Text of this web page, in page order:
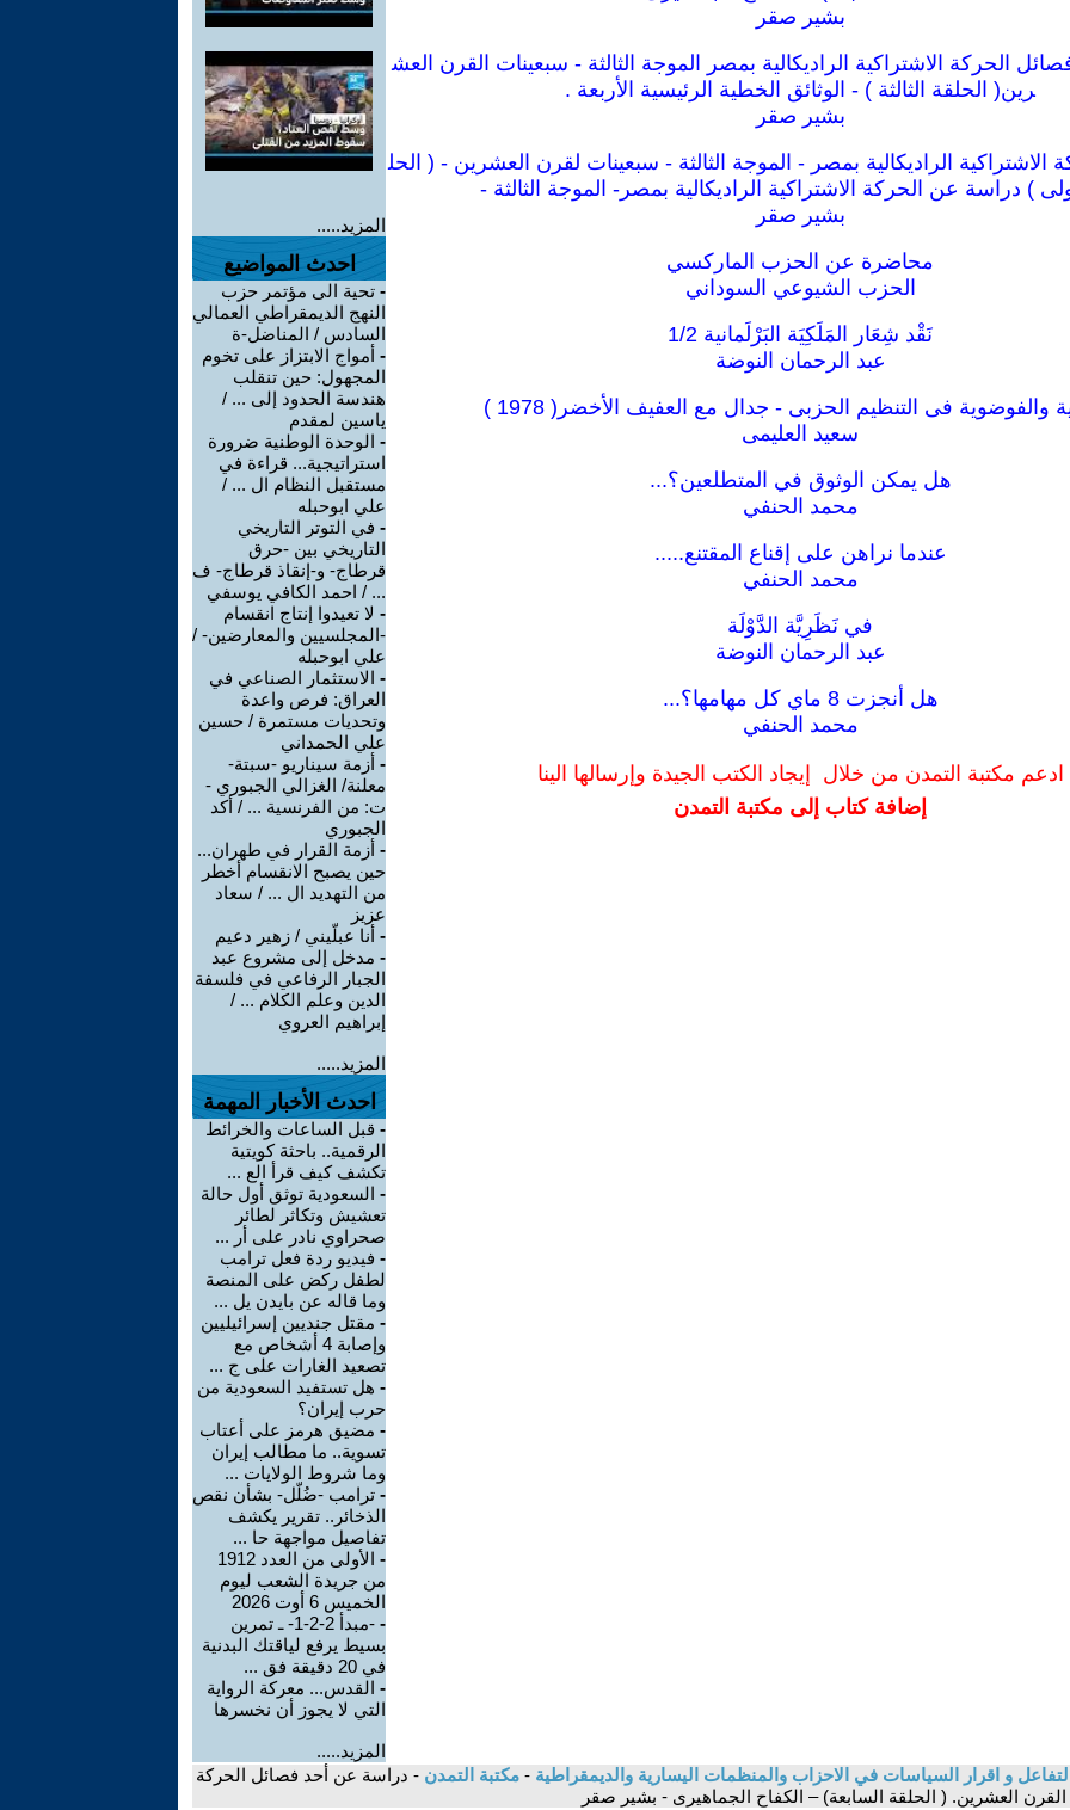
بشير صقر
الحركة الاشتراكية الراديكالية بمصر الموجة الثالثة - سبعينات القرن العش
رين( الحلقة الثالثة ) - الوثائق الخطية الرئيسية الأربعة .
بشير صقر
الراديكالية بمصر - الموجة الثالثة - سبعينات لقرن العشرين - ( الحل
) دراسة عن الحركة الاشتراكية الراديكالية بمصر- الموجة الثالثة -
بشير صقر
محاضرة عن الحزب الماركسي
الحزب الشيوعي السوداني
نَقْد شِعَار المَلَكِيَة البَرْلَمانية 1/2
عبد الرحمان النوضة
والفوضوية فى التنظيم الحزبى - جدال مع العفيف الأخضر( 1978 )
سعيد العليمى
هل يمكن الوثوق في المتطلعين؟...
محمد الحنفي
عندما نراهن على إقناع المقتنع.....
محمد الحنفي
في نَظَرِيَّة الدَّوْلَة
عبد الرحمان النوضة
هل أنجزت 8 ماي كل مهامها؟...
محمد الحنفي
ادعم مكتبة التمدن من خلال إيجاد الكتب الجيدة وإرسالها الينا
إضافة كتاب إلى مكتبة التمدن
المزيد.....
احدث المواضيع
- تحية الى مؤتمر حزب
النهج الديمقراطي العمالي
السادس / المناضل-ة
- أمواج الابتزاز على تخوم
المجهول: حين تنقلب
هندسة الحدود إلى ... /
ياسين لمقدم
- الوحدة الوطنية ضرورة
استراتيجية... قراءة في
مستقبل النظام ال ... /
علي ابوحبله
- في التوتر التاريخي
التاريخي بين -حرق
قرطاج- و-إنقاذ قرطاج- ف
... / احمد الكافي يوسفي
- لا تعيدوا إنتاج انقسام
-المجلسيين والمعارضين- /
علي ابوحبله
- الاستثمار الصناعي في
العراق: فرص واعدة
وتحديات مستمرة / حسين
علي الحمداني
- أزمة سيناريو -سبتة-
معلنة/ الغزالي الجبوري -
ت: من الفرنسية ... / أكد
الجبوري
- أزمة القرار في طهران...
حين يصبح الانقسام أخطر
من التهديد ال ... / سعاد
عزيز
- أنا عبلّيني / زهير دعيم
- مدخل إلى مشروع عبد
الجبار الرفاعي في فلسفة
الدين وعلم الكلام ... /
إبراهيم العروي
المزيد.....
احدث الأخبار المهمة
- قبل الساعات والخرائط
الرقمية.. باحثة كويتية
تكشف كيف قرأ الع ...
- السعودية توثق أول حالة
تعشيش وتكاثر لطائر
صحراوي نادر على أر ...
- فيديو ردة فعل ترامب
لطفل ركض على المنصة
وما قاله عن بايدن يل ...
- مقتل جنديين إسرائيليين
وإصابة 4 أشخاص مع
تصعيد الغارات على ج ...
- هل تستفيد السعودية من
حرب إيران؟
- مضيق هرمز على أعتاب
تسوية.. ما مطالب إيران
وما شروط الولايات ...
- ترامب -ضُلّل- بشأن نقص
الذخائر.. تقرير يكشف
تفاصيل مواجهة حا ...
-
الأولى من العدد 1912
من جريدة الشعب ليوم
الخميس 6 أوت 2026
-
-مبدأ 2-2-1- ـ تمرين
بسيط يرفع لياقتك البدنية
في 20 دقيقة فق ...
- القدس... معركة الرواية
التي لا يجوز أن نخسرها
المزيد.....
و اقرار السياسات في الاحزاب والمنظمات اليسارية والديمقراطية - مكتبة التمدن - دراسة عن أحد فصائل الحركة
العشرين. ( الحلقة السابعة) – الكفاح الجماهيرى - بشير صقر